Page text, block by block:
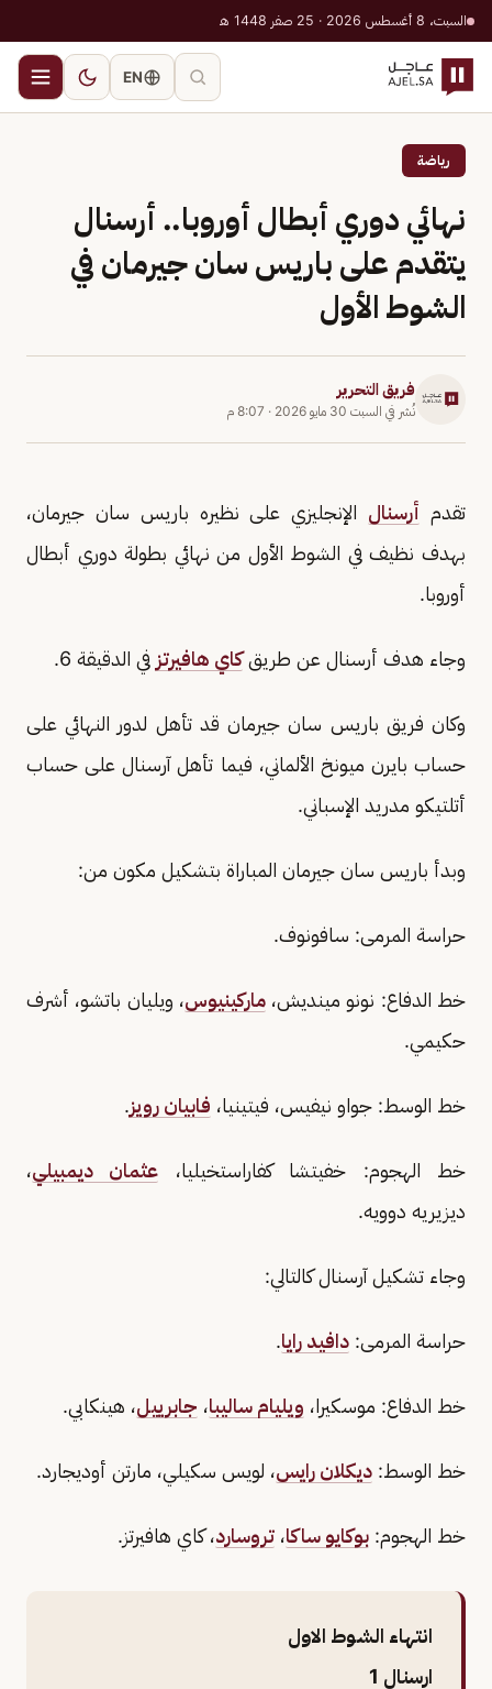
السبت، 8 أغسطس 2026 · 25 صفر 1448 هـ
EN
رياضة
نهائي دوري أبطال أوروبا.. أرسنال
يتقدم على باريس سان جيرمان في
الشوط الأول
فريق التحرير
نُشر في السبت 30 مايو 2026 · 8:07 م
تقدم أرسنال الإنجليزي على نظيره باريس سان جيرمان،
بهدف نظيف في الشوط الأول من نهائي بطولة دوري أبطال
أوروبا.
وجاء هدف أرسنال عن طريقكاي هافيرتز في الدقيقة 6.
وكان فريق باريس سان جيرمان قد تأهل لدور النهائي على
حساب بايرن ميونخ الألماني، فيما تأهل آرسنال على حساب
أتلتيكو مدريد الإسباني.
وبدأ باريس سان جيرمان المباراة بتشكيل مكون من:
حراسة المرمى: سافونوف.
خط الدفاع: نونو مينديش،ماركينيوس، ويليان باتشو، أشرف
حكيمي.
خط الوسط: جواو نيفيس، فيتينيا، فابيان رويز.
خط الهجوم: خفيتشا كفاراستخيليا، عثمان ديمبيلي،
ديزيريه دوويه.
وجاء تشكيل آرسنال كالتالي:
حراسة المرمى: دافيد رايا.
خط الدفاع: موسكيرا، ويليام ساليبا، جابرييل، هينكابي.
خط الوسط: ديكلان رايس، لويس سكيلي، مارتن أوديجارد.
خط الهجوم: بوكايو ساكا، تروسارد، كاي هافيرتز.
انتهاء الشوط الاول
ارسنال 1